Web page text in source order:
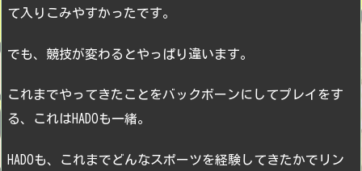
て入りこみやすかったです。
でも、競技が変わるとやっぱり違います。
これまでやってきたことをバックボーンにしてプレイをす
る、これはHADOも一緒。
HADOも、これまでどんなスポーツを経験してきたかでリン